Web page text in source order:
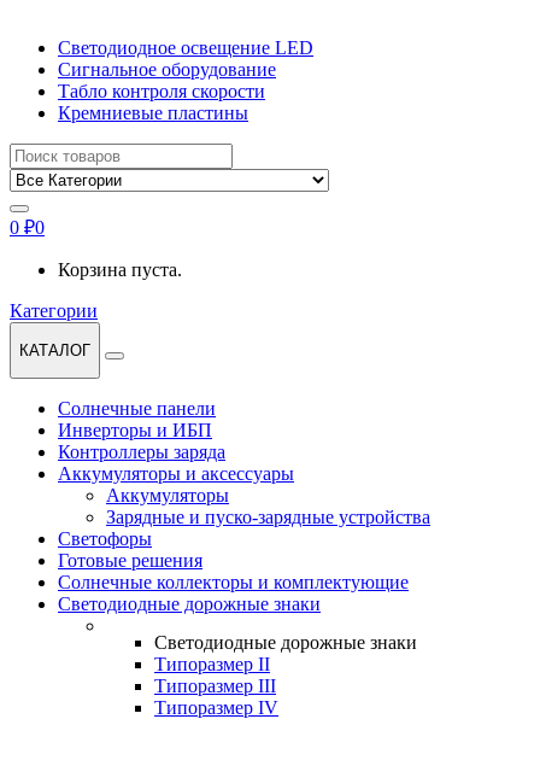
Светодиодное освещение LED
Сигнальное оборудование
Табло контроля скорости
Кремниевые пластины
Найти:
0 ₽0
Корзина пуста.
Категории
КАТАЛОГ
Солнечные панели
Инверторы и ИБП
Контроллеры заряда
Аккумуляторы и аксессуары
Аккумуляторы
Зарядные и пуско-зарядные устройства
Светофоры
Готовые решения
Солнечные коллекторы и комплектующие
Светодиодные дорожные знаки
Светодиодные дорожные знаки
Типоразмер II
Типоразмер III
Типоразмер IV